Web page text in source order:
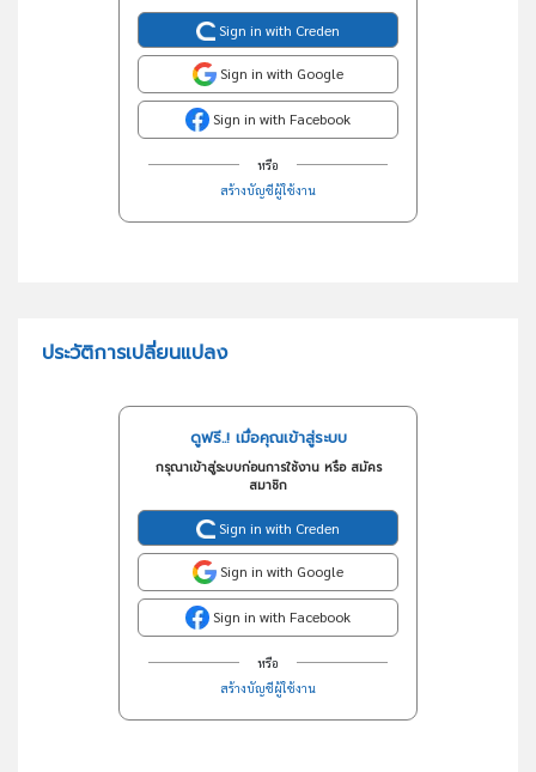
Sign in with Creden
Sign in with Google
Sign in with Facebook
หรือ
สร้างบัญชีผู้ใช้งาน
ประวัติการเปลี่ยนแปลง
ดูฟรี..! เมื่อคุณเข้าสู่ระบบ
กรุณาเข้าสู่ระบบก่อนการใช้งาน หรือ สมัคร
สมาชิก
Sign in with Creden
Sign in with Google
Sign in with Facebook
หรือ
สร้างบัญชีผู้ใช้งาน